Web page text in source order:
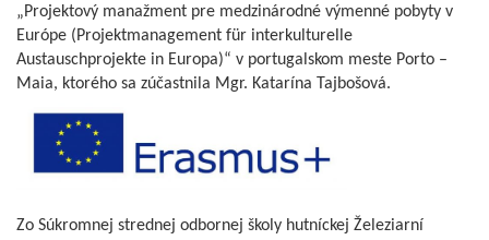
„Projektový manažment pre medzinárodné výmenné pobyty v
Európe (Projektmanagement für interkulturelle
Austauschprojekte in Europa)“ v portugalskom meste Porto –
Maia, ktorého sa zúčastnila Mgr. Katarína Tajbošová.
Zo Súkromnej strednej odbornej školy hutníckej Železiarní